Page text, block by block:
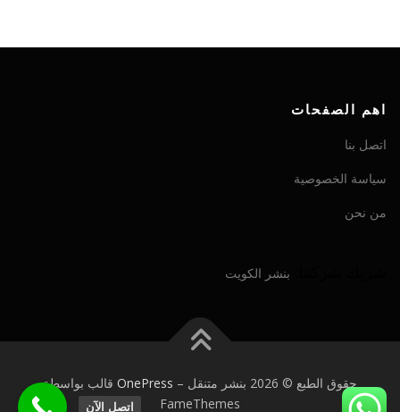
اهم الصفحات
اتصل بنا
سياسة الخصوصية
من نحن
بنشر الكويت
حقوق الطبع © 2026 بنشر متنقل –
OnePress قالب بواسطة
FameThemes
اتصل الآن